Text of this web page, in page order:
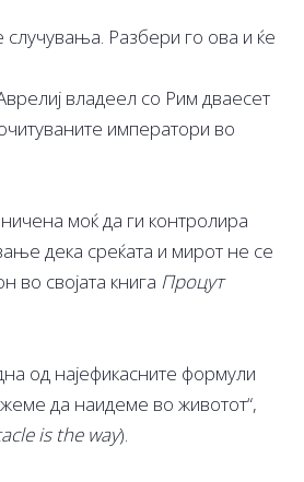
Разбери го ова и ќе
владеел со Рим дваесет
императори во
моќ да ги контролира
дека среќата и мирот не се
во својата книга Процут
од најефикасните формули
да наидеме во животот“,
is the way).